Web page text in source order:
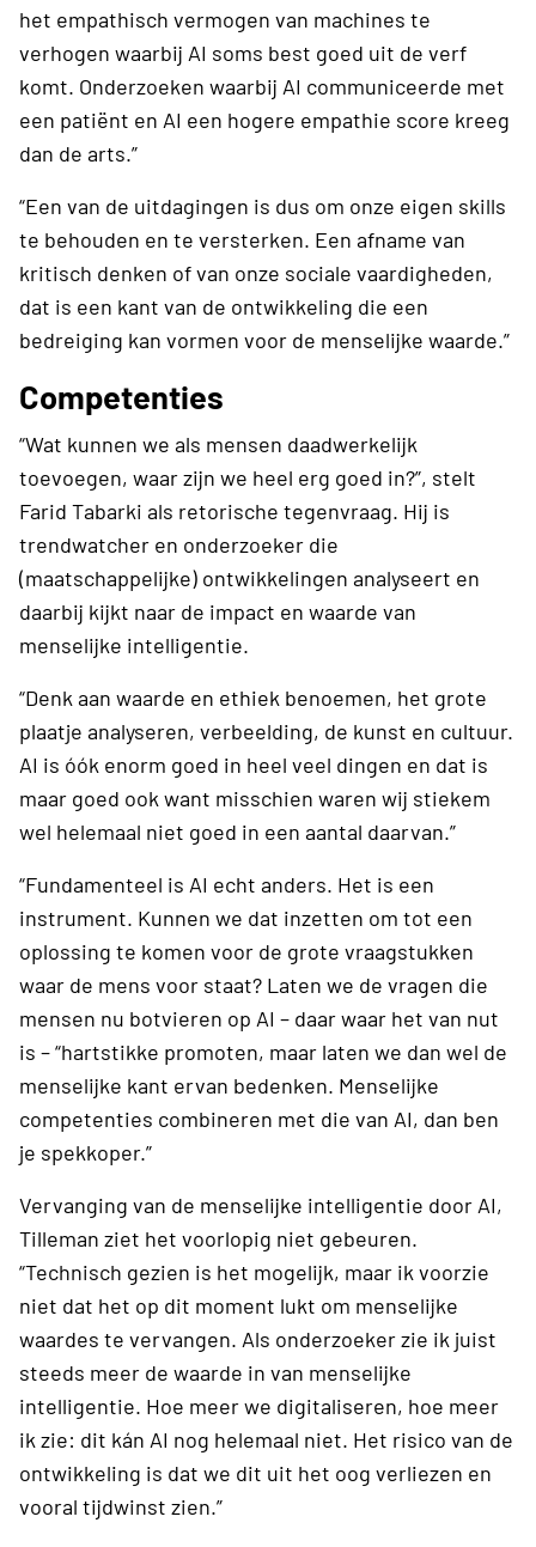
het empathisch vermogen van machines te
verhogen waarbij AI soms best goed uit de verf
komt. Onderzoeken waarbij AI communiceerde met
een patiënt en AI een hogere empathie score kreeg
dan de arts.”
“Een van de uitdagingen is dus om onze eigen skills
te behouden en te versterken. Een afname van
kritisch denken of van onze sociale vaardigheden,
dat is een kant van de ontwikkeling die een
bedreiging kan vormen voor de menselijke waarde.”
Competenties
“Wat kunnen we als mensen daadwerkelijk
toevoegen, waar zijn we heel erg goed in?”, stelt
Farid Tabarki als retorische tegenvraag. Hij is
trendwatcher en onderzoeker die
(maatschappelijke) ontwikkelingen analyseert en
daarbij kijkt naar de impact en waarde van
menselijke intelligentie.
“Denk aan waarde en ethiek benoemen, het grote
plaatje analyseren, verbeelding, de kunst en cultuur.
AI is óók enorm goed in heel veel dingen en dat is
maar goed ook want misschien waren wij stiekem
wel helemaal niet goed in een aantal daarvan.”
“Fundamenteel is AI echt anders. Het is een
instrument. Kunnen we dat inzetten om tot een
oplossing te komen voor de grote vraagstukken
waar de mens voor staat? Laten we de vragen die
mensen nu botvieren op AI – daar waar het van nut
is – “hartstikke promoten, maar laten we dan wel de
menselijke kant ervan bedenken. Menselijke
competenties combineren met die van AI, dan ben
je spekkoper.”
Vervanging van de menselijke intelligentie door AI,
Tilleman ziet het voorlopig niet gebeuren.
“Technisch gezien is het mogelijk, maar ik voorzie
niet dat het op dit moment lukt om menselijke
waardes te vervangen. Als onderzoeker zie ik juist
steeds meer de waarde in van menselijke
intelligentie. Hoe meer we digitaliseren, hoe meer
ik zie: dit kán AI nog helemaal niet. Het risico van de
ontwikkeling is dat we dit uit het oog verliezen en
vooral tijdwinst zien.”